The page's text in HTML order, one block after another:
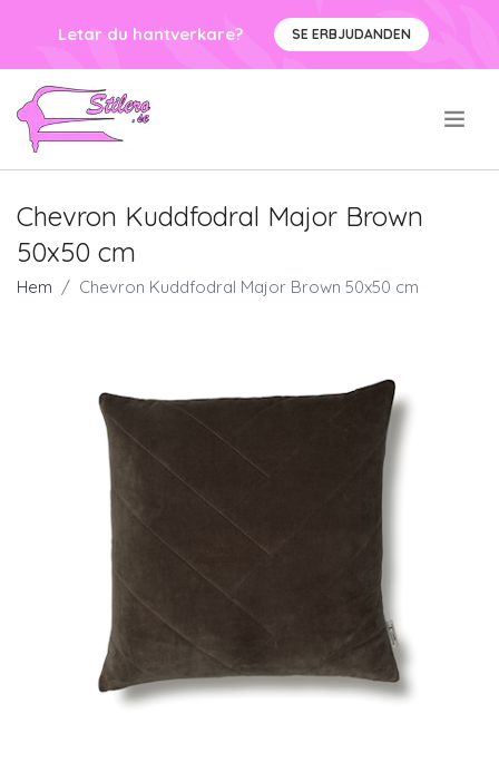
Letar du hantverkare? SE ERBJUDANDEN
Chevron Kuddfodral Major Brown
50x50 cm
Hem Chevron Kuddfodral Major Brown 50x50 cm